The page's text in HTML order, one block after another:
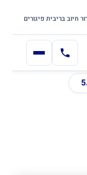
חיוב בריבית פיגורים